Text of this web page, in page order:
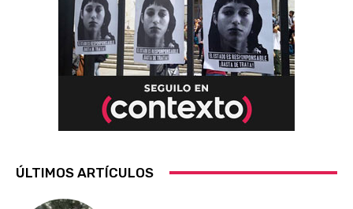
ÚLTIMOS ARTÍCULOS